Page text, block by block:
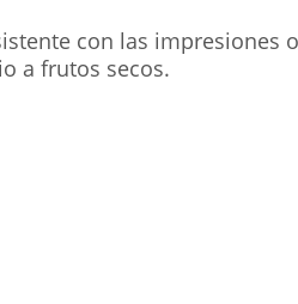
con las
a frutos secos.